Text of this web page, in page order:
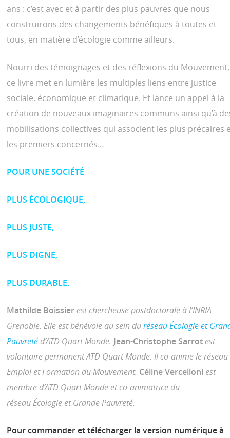
ans : c’est avec et à partir des plus pauvres que nous
construirons des changements bénéfiques à toutes et
tous, en matière d’écologie comme ailleurs.
Nourri des témoignages et des réflexions du Mouvement,
ce livre met en lumière les multiples liens entre justice
sociale, économique et climatique. Et lance un appel à la
création de nouveaux imaginaires communs ainsi qu’à
mobilisations collectives qui associent les plus précaires
les premiers concernés…
POUR UNE SOCIÉTÉ
PLUS ÉCOLOGIQUE,
PLUS JUSTE,
PLUS DIGNE,
PLUS DURABLE.
Mathilde Boissier est chercheuse postdoctorale à l’INRIA
Grenoble. Elle estbénévole au sein duréseau Écologie et
Pauvreté d’ATD QuartMonde. Jean-Christophe Sarrot est
volontaire permanent ATD QuartMonde. Il co-anime le réseau
Emploi et Formation du Mouvement. CélineVercelloni est
membre d’ATD Quart Monde et co-animatrice du
réseau Écologie et Grande Pauvreté.
Pour commander et télécharger la version numérique à